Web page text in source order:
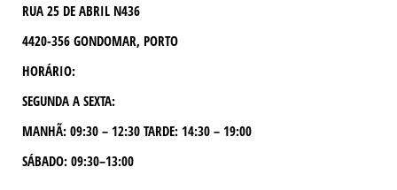
RUA 25 DE ABRIL N436
4420-356 GONDOMAR, PORTO
HORÁRIO:
SEGUNDA A SEXTA:
MANHÃ: 09:30 – 12:30 TARDE: 14:30 – 19:00
SÁBADO: 09:30–13:00